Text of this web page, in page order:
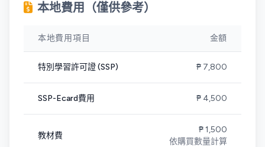
本地費用（僅供參考）
本地費用項目 金額
特別學習許可證 (SSP) ₱ 7,800
SSP-Ecard費用 ₱ 4,500
教材費
₱ 1,500
依購買數量計算